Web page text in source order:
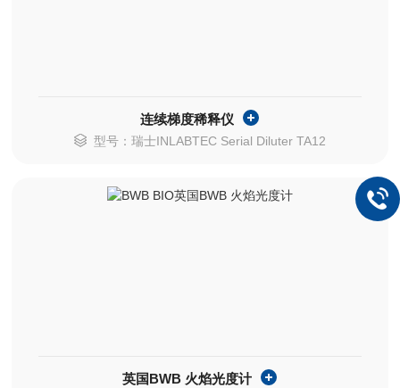
连续梯度稀释仪
型号：瑞士INLABTEC Serial Diluter TA12
英国BWB 火焰光度计